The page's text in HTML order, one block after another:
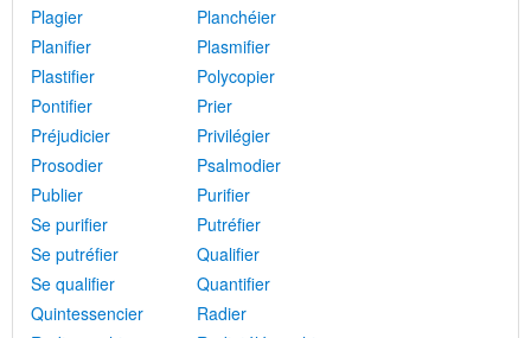
Plagier
Planchéier
Planifier
Plasmifier
Plastifier
Polycopier
Pontifier
Prier
Préjudicier
Privilégier
Prosodier
Psalmodier
Publier
Purifier
Se purifier
Putréfier
Se putréfier
Qualifier
Se qualifier
Quantifier
Quintessencier
Radier